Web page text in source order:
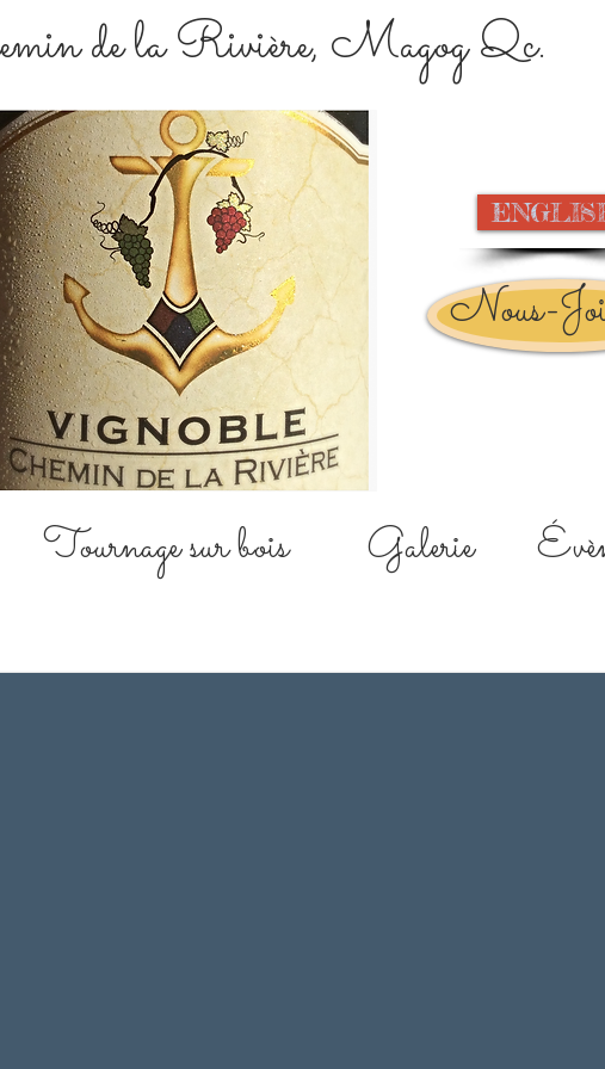
de la Rivière , Magog Qc.
Nous-
Tournage sur bois Galerie